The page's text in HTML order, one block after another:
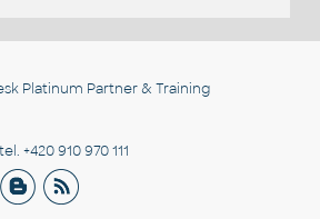
Platinum Partner & Training
+420 910 970 111